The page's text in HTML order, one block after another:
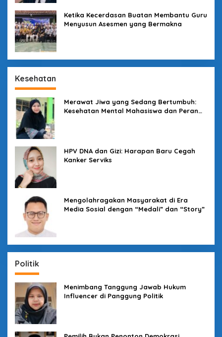
Ketika Kecerdasan Buatan Membantu Guru
Menyusun Asesmen yang Bermakna
Kesehatan
Merawat Jiwa yang Sedang Bertumbuh:
Kesehatan Mental Mahasiswa dan Peran
HPV DNA dan Gizi: Harapan Baru Cegah
Kanker Serviks
Mengolahragakan Masyarakat di Era
Media Sosial dengan “Medali” dan “Story”
Politik
Menimbang Tanggung Jawab Hukum
Influencer di Panggung Politik